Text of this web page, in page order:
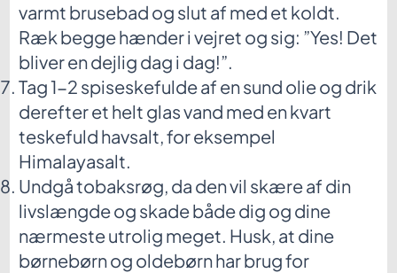
varmt brusebad og slut af med et koldt.
Ræk begge hænder i vejret og sig: ”Yes! Det
bliver en dejlig dag i dag!”.
Tag 1-2 spiseskefulde af en sund olie og drik
derefter et helt glas vand med en kvart
teskefuld havsalt, for eksempel
Himalayasalt.
Undgå tobaksrøg, da den vil skære af din
livslængde og skade både dig og dine
nærmeste utrolig meget. Husk, at dine
børnebørn og oldebørn har brug for